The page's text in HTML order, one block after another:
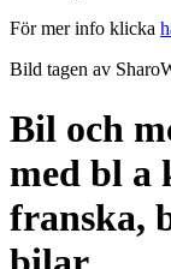
För mer info klicka
Bild tagen av
Bil och
med bl a
franska,